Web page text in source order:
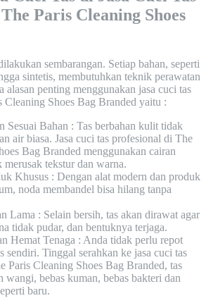
Paris Cleaning Shoes
sembarangan. Setiap bahan, seperti
sintetis, membutuhkan teknik perawatan
alasan penting menggunakan jasa cuci tas
Cleaning Shoes Bag Branded yaitu :
Sesuai Bahan : Tas berbahan kulit tidak
air biasa. Jasa cuci tas profesional di The
Bag Branded menggunakan cairan
merusak tekstur dan warna.
Khusus : Dengan alat modern dan produk
noda membandel bisa hilang tanpa
Lama : Selain bersih, tas akan dirawat agar
tidak pudar, dan bentuknya terjaga.
Hemat Tenaga : Anda tidak perlu repot
sendiri. Tinggal serahkan ke jasa cuci tas
Paris Cleaning Shoes Bag Branded, tas
wangi, bebas kuman, bebas bakteri dan
baru.